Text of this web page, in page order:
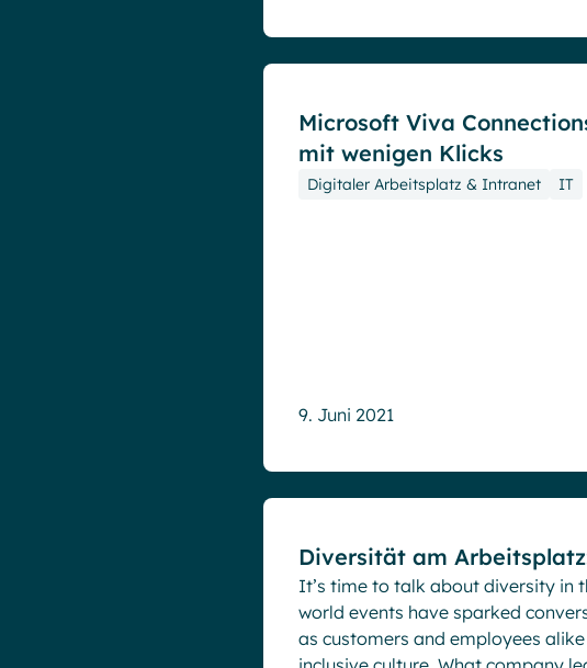
Microsoft Viva
mit wenigen Klicks
Digitaler Arbeitsplatz & Intranet IT
9. Juni 2021
Diversität am
It’s time to talk about diversity in
world events have sparked
as customers and employees